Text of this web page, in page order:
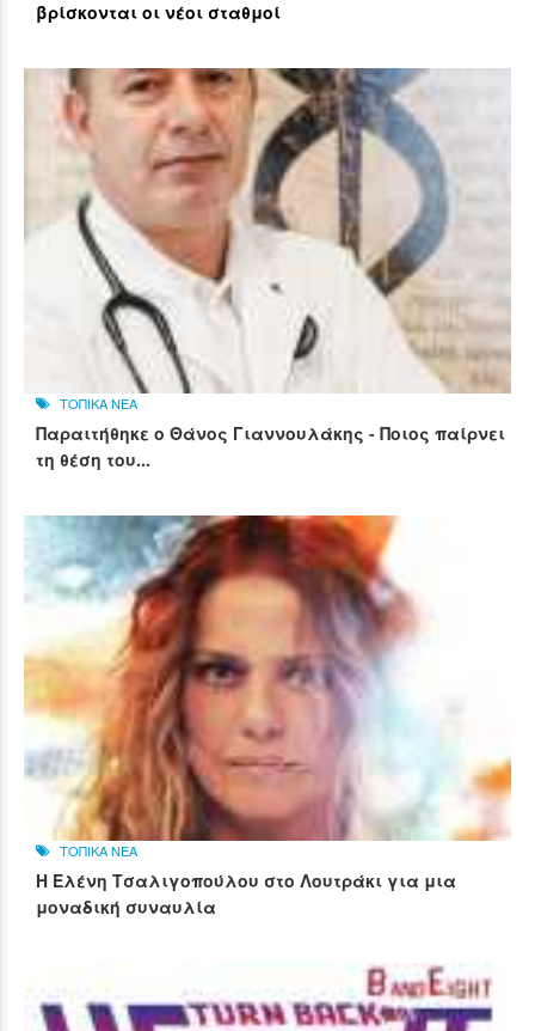
βρίσκονται οι νέοι σταθμοί
ΤΟΠΙΚΑ ΝΕΑ
Παραιτήθηκε ο Θάνος Γιαννουλάκης - Ποιος παίρνει
τη θέση του...
ΤΟΠΙΚΑ ΝΕΑ
Η Ελένη Τσαλιγοπούλου στο Λουτράκι για μια
μοναδική συναυλία